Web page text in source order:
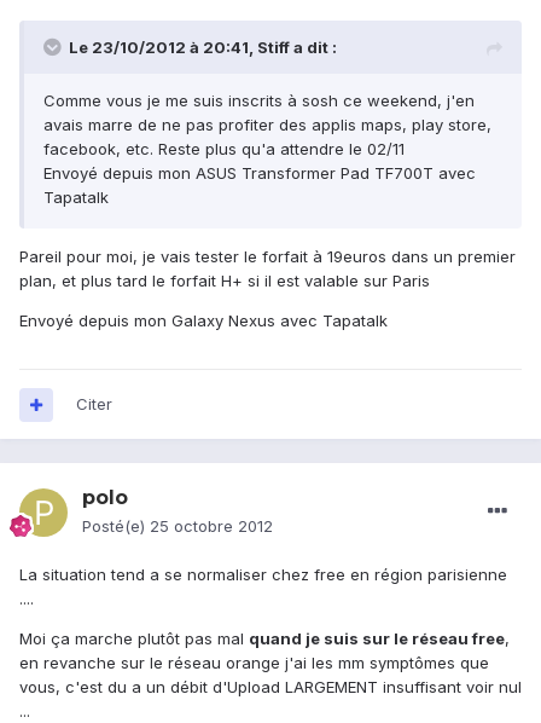
Le 23/10/2012 à 20:41, Stiff a dit :
Comme vous je me suis inscrits à sosh ce weekend, j'en
avais marre de ne pas profiter des applis maps, play store,
facebook, etc. Reste plus qu'a attendre le 02/11
Envoyé depuis mon ASUS Transformer Pad TF700T avec
Tapatalk
Pareil pour moi, je vais tester le forfait à 19euros dans un premier
plan, et plus tard le forfait H+ si il est valable sur Paris
Envoyé depuis mon Galaxy Nexus avec Tapatalk
Citer
polo
Posté(e) 25 octobre 2012
La situation tend a se normaliser chez free en région parisienne
....
Moi ça marche plutôt pas mal quand je suis sur le réseau free,
en revanche sur le réseau orange j'ai les mm symptômes que
vous, c'est du a un débit d'Upload LARGEMENT insuffisant voir nul
...